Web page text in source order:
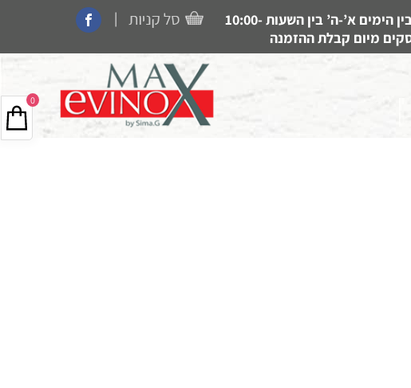
קנייה בחנות, איסוף עצמי, משלוחים ותמיכה זמין בין הימים א’-ה’ בין השעות 10:00-
|
0